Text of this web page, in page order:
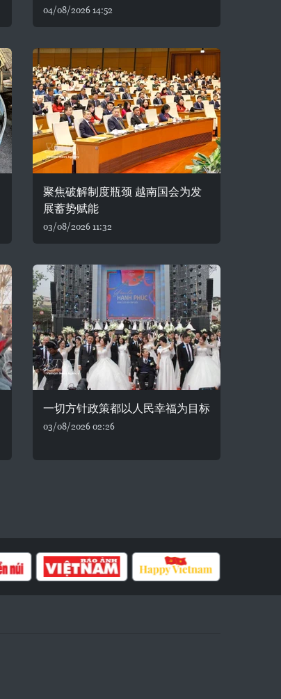
04/08/2026 14:52
聚焦破解制度瓶颈 越南国会为发
展蓄势赋能
03/08/2026 11:32
一切方针政策都以人民幸福为目标
03/08/2026 02:26